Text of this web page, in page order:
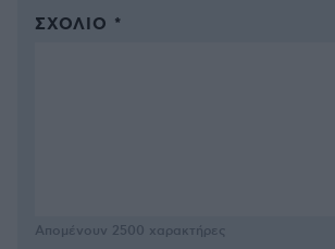
ΣΧΌΛΙΟ *
Απομένουν 2500 χαρακτήρες